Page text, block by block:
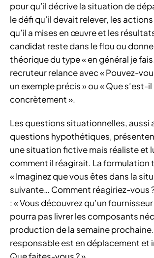
pour qu’il décrive la situation de
le défi qu’il devait relever, les
qu’il a mises en œuvre et les
candidat reste dans le flou ou
théorique du type « en général je
recruteur relance avec « Pouvez-
un exemple précis » ou « Que s’est-
concrètement ».
Les questions situationnelles, aussi
questions hypothétiques,
une situation fictive mais réaliste et
comment il réagirait. La formulation
« Imaginez que vous êtes dans la
suivante… Comment réagiriez-vous
: « Vous découvrez qu’un
pourra pas livrer les composants
production de la semaine
responsable est en déplacement et